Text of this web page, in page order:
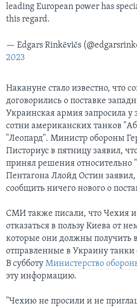
leading European power has
this regard.
— Edgars Rinkēvičs
2023
Накануне стало известно, что
договорились о поставке
Украинская армия запросила у
сотни американских танков
"Леопард". Министр обороны
Писториус в пятницу заявил,
принял решения относительно
Пентагона Ллойд Остин
сообщить ничего нового о
СМИ также писали, что Чехия и
отказаться в пользу Киева от
которые они должны получить
отправленные в Украину танки
В субботу Министерство
эту информацию.
"Чехию не просили и не